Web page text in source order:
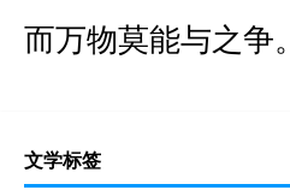
而万物莫能与之争。
文学标签